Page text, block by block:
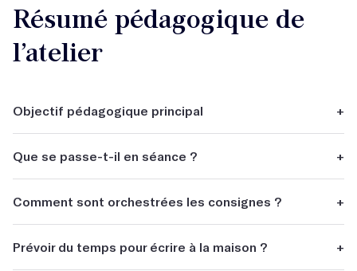
Résumé pédagogique de
l’atelier
Objectif pédagogique principal +
pour écrire de la fiction.
Que se passe-t-il en séance ? +
d'écriture pratique à chaque séance.
Comment sont orchestrées les consignes ? +
textes de grands écrivains, ou être produite ex nihilo.
Prévoir du temps pour écrire à la maison ? +